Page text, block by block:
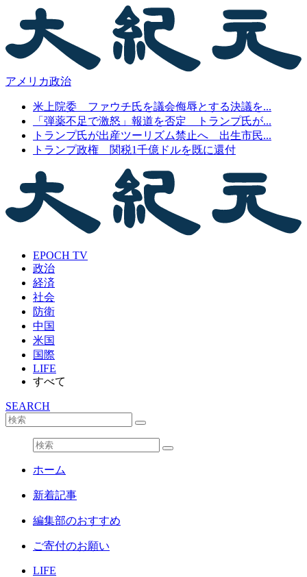
アメリカ政治
米上院委 ファウチ氏を議会侮辱とする決議を...
「弾薬不足で激怒」報道を否定 トランプ氏が...
トランプ氏が出産ツーリズム禁止へ 出生市民...
トランプ政権 関税1千億ドルを既に還付
EPOCH TV
政治
経済
社会
防衛
中国
米国
国際
LIFE
すべて
SEARCH
ホーム
新着記事
編集部のおすすめ
ご寄付のお願い
LIFE